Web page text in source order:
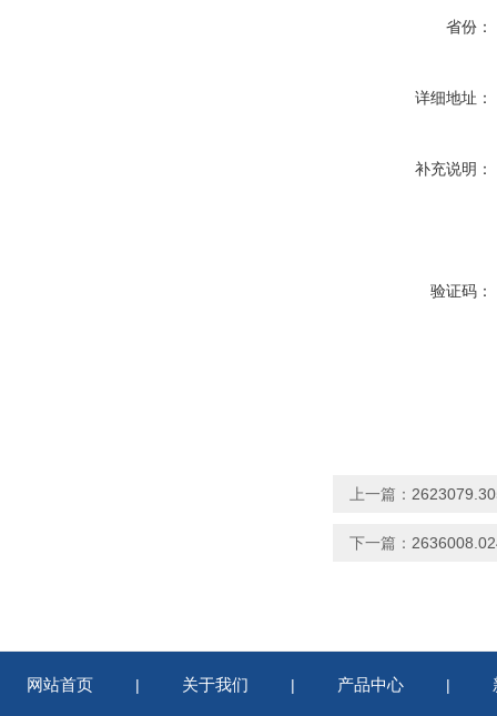
省份：
详细地址：
补充说明：
验证码：
上一篇：
下一篇：
网站首页 | 关于我们 | 产品中心 |